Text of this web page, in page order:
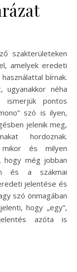
amelyek eredeti
bírnak.
ugyanakkor néha
pontos
szó is ilyen,
jelenik meg,
hordoznak.
és milyen
hogy még jobban
és a szakmai
jelentése és
szó önmagában
hogy „egy”,
azóta is